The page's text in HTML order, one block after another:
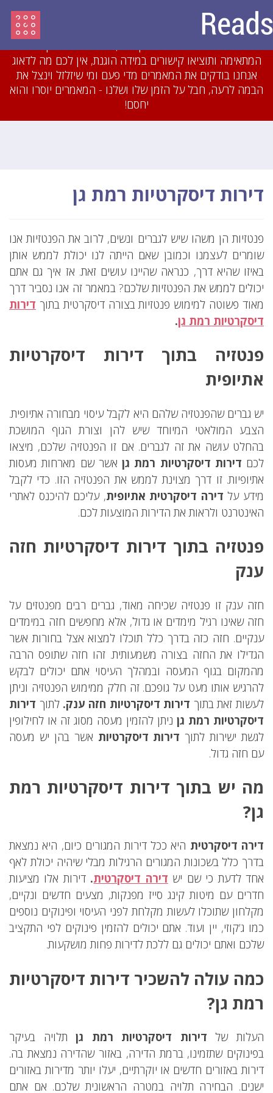
עדכון מיולי 2018: לאחרונה חסמנו משתמשים והסרנו
עשרות מאמרים שהיו מועתקים או כתובים בזילזול בצורה
המתאימה ותוציאו קישורים במידה הוגנת, אין לכם מה לדאוג
אנחנו בודקים את המאמרים מדי פעם ומי שיזלזל וינצל את
הבמה לרעה, חבל על הזמן שלו ושלנו - המאמרים יוסרו והוא
יחסם!
דירות דיסקרטיות רמת גן
פנטזיות הן משהו שיש לגברים ונשים, לרוב את הפנטזיות אנו
שומרים לעצמנו וכמובן שאם הייתה לנו יכולת לממש אותן
באיזו שהיא דרך, כנראה שהיינו עושים זאת. אז איך גם אתם
יכולים לממש את הפנטזיות שלכם? במאמר זה אנו נסביר דרך
מאוד פשוטה למימוש פנטזיות בצורה דיסקרטית בתוך דירות
דיסקרטיות רמת גן.
פנטזיה בתוך דירות דיסקרטיות
אתיופית
יש גברים שהפנטזיה שלהם היא לקבל עיסוי מבחורה אתיופית.
הצבע המולאטי המיוחד שיש להן וצורת הגוף המושכת
בהחלט עושה את זה לגברים. אם זו הפנטזיה שלכם, מיצאו
לכם דירות דיסקרטיות רמת גן אשר שם מארחות מעסות
אתיופיות. זו דרך מצוינת לממש את הפנטזיה הזו. כדי לקבל
מידע על דירה דיסקרטית אתיופית, עליכם להיכנס לאתרי
האינטרנט ולראות את הדירות המוצעות לכם.
פנטזיה בתוך דירות דיסקרטיות חזה
ענק
חזה ענק זו פנטזיה שכיחה מאוד, גברים רבים מפנטזים על
חזה שאינו רגיל מימדים או גדול, אלא מחפשים חזה במימדים
ענקיים. חזה כזה בדרך כלל תוכלו למצוא אצל בחורות אשר
הגדילו את החזה בצורה משמעותית. זהו חזה שתופס הרבה
מהמקום בגוף המעסה ובמהלך העיסוי אתם יכולים לבקש
להרגיש אותו מעט על גופכם. זה חלק ממימוש הפנטזיה וניתן
לעשות זאת בתוך דירות דיסקרטיות חזה ענק. לתוך דירות
דיסקרטיות רמת גן ניתן להזמין מעסה מסוג זה או לחילופין
לגשת ישירות לתוך דירות דיסקרטיות אשר בהן יש מעסה
עם חזה גדול.
מה יש בתוך דירות דיסקרטיות רמת
גן?
דירה דיסקרטית היא ככל דירות המגורים כיום, היא נמצאת
בדרך כלל בשכונות המגורים הרגילות מבלי שיהיה יכולת לאף
אחד לדעת כי שם יש דירה דיסקרטית. דירות אלו מציעות
חדרים עם מיטות קינג סייז מפנקות, מצעים חדשים ונקיים,
מקלחון שתוכלו לעשות מקלחת לפני העיסוי ופינוקים נוספים
כמו ג’קוזי, יין ועוד. אתם יכולים להזמין פינוקים לפי התקציב
שלכם ואתם יכולים גם ללכת לדירות פחות מושקעות.
כמה עולה להשכיר דירות דיסקרטיות
רמת גן?
העלות של דירות דיסקרטיות רמת גןתלויה בעיקר
בפינוקים שתזמינו, ברמת הדירה, באזור שהדירה נמצאת בה.
דירות באזורים חדשים או יוקרתיים, יעלו יותר מדירות באזורים
ישנים. הבחירה תלויה במטרה הראשונית שלכם. אם אתם